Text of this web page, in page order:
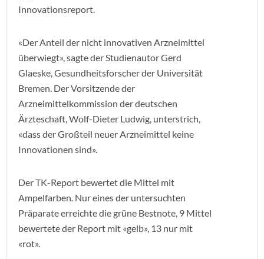
Innovationsreport.
«Der Anteil der nicht innovativen Arzneimittel
überwiegt», sagte der Studienautor Gerd
Glaeske, Gesundheitsforscher der Universität
Bremen. Der Vorsitzende der
Arzneimittelkommission der deutschen
Ärzteschaft, Wolf-Dieter Ludwig, unterstrich,
«dass der Großteil neuer Arzneimittel keine
Innovationen sind».
Der TK-Report bewertet die Mittel mit
Ampelfarben. Nur eines der untersuchten
Präparate erreichte die grüne Bestnote, 9 Mittel
bewertete der Report mit «gelb», 13 nur mit
«rot».